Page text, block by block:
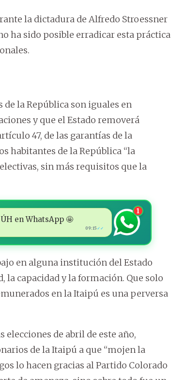
la dictadura de Alfredo Stroessner
ha sido posible erradicar esta práctica
la República son iguales en
y que el Estado removerá
47, de las garantías de la
habitantes de la República “la
sin más requisitos que la
en WhatsApp 🤩
09:15 ✓✓
1
en alguna institución del Estado
la capacidad y la formación. Que solo
en la Itaipú es una perversa
elecciones de abril de este año,
de la Itaipú a que “mojen la
lo hacen gracias al Partido Colorado